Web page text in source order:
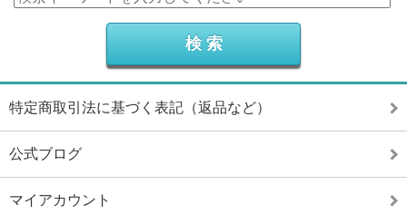
特定商取引法に基づく表記（返品など）
公式ブログ
マイアカウント